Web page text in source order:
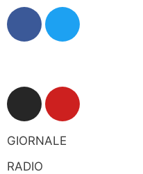
GIORNALE
RADIO